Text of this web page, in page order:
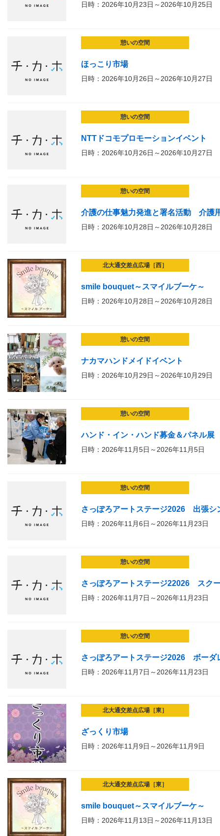
日時：2026年10月23日～2026年10月25日
憩いの空間
ほっこり市場
日時：2026年10月26日～2026年10月27日
憩いの空間
NTTドコモプロモーションイベント
日時：2026年10月26日～2026年10月27日
憩いの空間
介護の仕事魅力発進と署名活動 介護
日時：2026年10月28日～2026年10月28日
北大通交差点広場［西］
smile bouquet～スマイルブーケ～
日時：2026年10月28日～2026年10月28日
憩いの空間
ナカマハンドメイドイベント
日時：2026年10月29日～2026年10月29日
憩いの空間
ハンド・イン・ハンド募金＆パネル展
日時：2026年11月5日～2026年11月5日
憩いの空間
さっぽろアートステージ2026 出張シ
日時：2026年11月6日～2026年11月23日
憩いの空間
さっぽろアートステージ22026 スク
日時：2026年11月7日～2026年11月23日
憩いの空間
さっぽろアートステージ2026 ボーダ
日時：2026年11月7日～2026年11月23日
北大通交差点広場［東］
ざっくり市場
日時：2026年11月9日～2026年11月9日
北大通交差点広場［東］
smile bouquet～スマイルブーケ～
日時：2026年11月13日～2026年11月13日